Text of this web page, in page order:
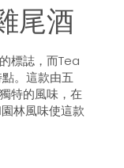
尾酒
標誌，而Tea
。這款由五
特的風味，在
林風味使這款